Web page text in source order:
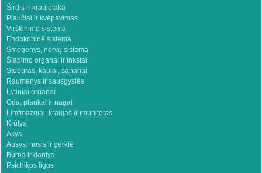
Širdis ir kraujotaka
Plaučiai ir kvėpavimas
Virškinimo sistema
Endokrininė sistema
Smegenys, nervų sistema
Šlapimo organai ir inkstai
Stuburas, kaulai, sąnariai
Raumenys ir sausgyslės
Lytiniai organai
Oda, plaukai ir nagai
Limfmazgiai, kraujas ir imunitetas
Krūtys
Akys
Ausys, nosis ir gerklė
Burna ir dantys
Psichikos ligos